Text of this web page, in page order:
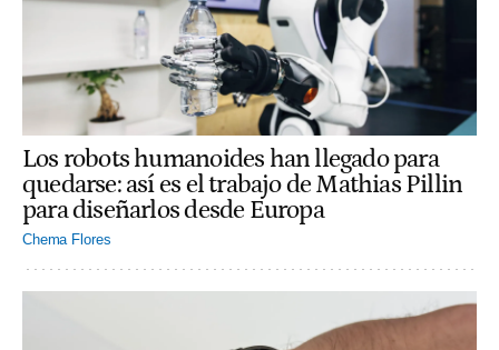
Los robots humanoides han llegado para
quedarse: así es el trabajo de Mathias Pillin
para diseñarlos desde Europa
Chema Flores